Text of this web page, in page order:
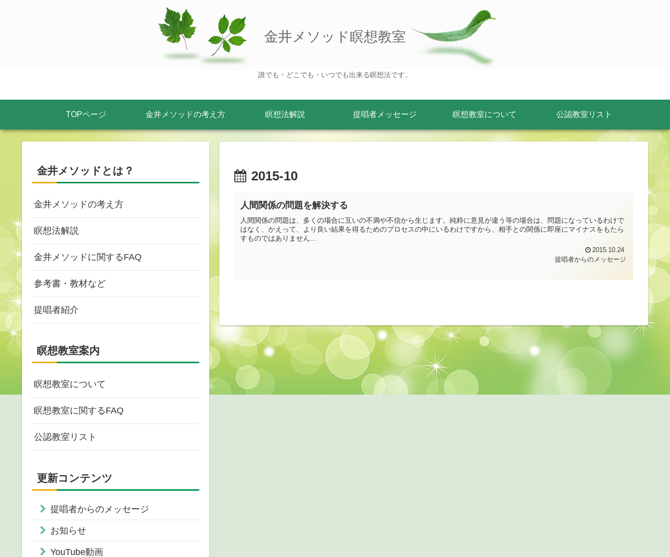
金井メソッド瞑想教室
誰でも・どこでも・いつでも出来る瞑想法です。
TOPページ 金井メソッドの考え方 瞑想法解説 提唱者メッセージ 瞑想教室について 公認教室リスト
2015-10
人間関係の問題を解決する
人間関係の問題は、多くの場合に互いの不満や不信から生じます。純粋に意見が違う等の場合は、問題になっているわけで
はなく、かえって、より良い結果を得るためのプロセスの中にいるわけですから、相手との関係に即座にマイナスをもたら
すものではありません...
2015.10.24
提唱者からのメッセージ
金井メソッドとは？
金井メソッドの考え方
瞑想法解説
金井メソッドに関するFAQ
参考書・教材など
提唱者紹介
瞑想教室案内
瞑想教室について
瞑想教室に関するFAQ
公認教室リスト
更新コンテンツ
提唱者からのメッセージ
お知らせ
YouTube動画